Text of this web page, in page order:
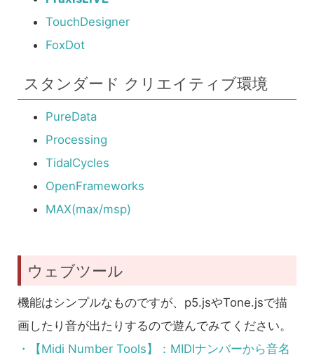
TouchDesigner
FoxDot
スタンダード クリエイティブ環境
PureData
Processing
TidalCycles
OpenFrameworks
MAX(max/msp)
ウェブツール
機能はシンプルなものですが、p5.jsやTone.jsで描
画したり音が出たりするので遊んでみてください。
・【Midi Number Tools】：MIDIナンバーから音名